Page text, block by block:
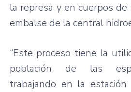
la represa y en cuerpos
embalse de la central
“Este proceso tiene la
población de las
trabajando en la